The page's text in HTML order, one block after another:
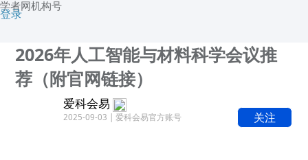
学者网机构号
登录
2026年人工智能与材料科学会议推
荐（附官网链接）
爱科会易
2025-09-03 | 爱科会易官方账号 关注